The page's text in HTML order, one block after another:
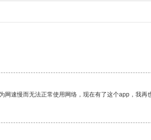
速慢而无法正常使用网络，现在有了这个app，我再